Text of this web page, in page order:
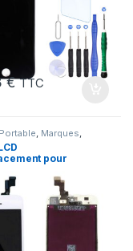
€ TTC
Marques
5s
pour
Outils